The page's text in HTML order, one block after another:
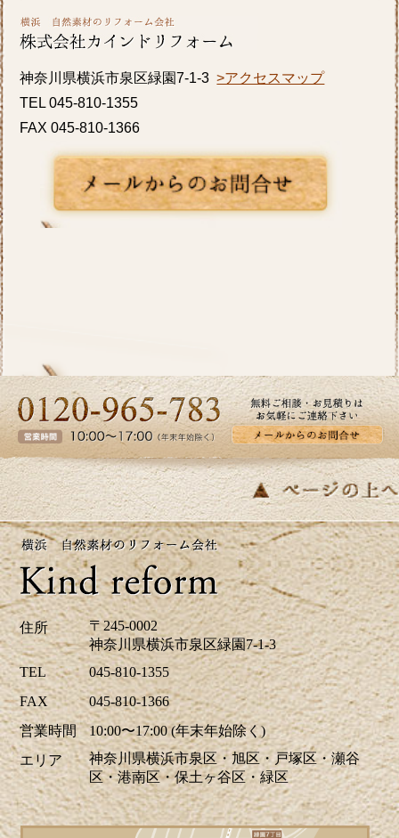
きますが、いかがお過ごしですか？横浜市A区
致しましたのでご覧ください。カインドリフ
ォームではお見積り・ご相談を無料で行って
おります。お気軽にお問い合わせください。
2026/06/10
いよいよ梅雨入りですね。憂鬱な季節だから
ください。
2026/05/27
皆さま、こんにちは。夏のように暑い日があ
り体調管理が難しいですね。横浜市K区E様邸
のバス・洗面のリフォーム事例をアップ致し
ましたのでご覧下さい。お見積り、ご相談は
無料です。お気軽にお問合せ下さい。
2026/04/24
ツツジの花が街を鮮やかに彩り、お出かけに
も最適な季節ですね。当社はゴールデンウイ
ーク中も休まず営業しております。リフォー
ムに関するご相談、お見積りなどお気軽にお
問い合わせください。ホームページでは、H区
M様邸のキッチリフォーム、A区N様邸の玄関
ドアリフォーム事例を掲載致しました。リフ
ォームのご参考に是非ご覧ください。皆様か
らのお問合せをお待ちしております。
神奈川県横浜市泉区緑園7-1-3>アクセスマップ
TEL 045-810-1355
FAX 045-810-1366
住所
〒245-0002
神奈川県横浜市泉区緑園7-1-3
TEL
045-810-1355
FAX
045-810-1366
営業時間
10:00〜17:00 (年末年始除く)
エリア
神奈川県横浜市泉区・旭区・戸塚区・瀬谷
区・港南区・保土ヶ谷区・緑区